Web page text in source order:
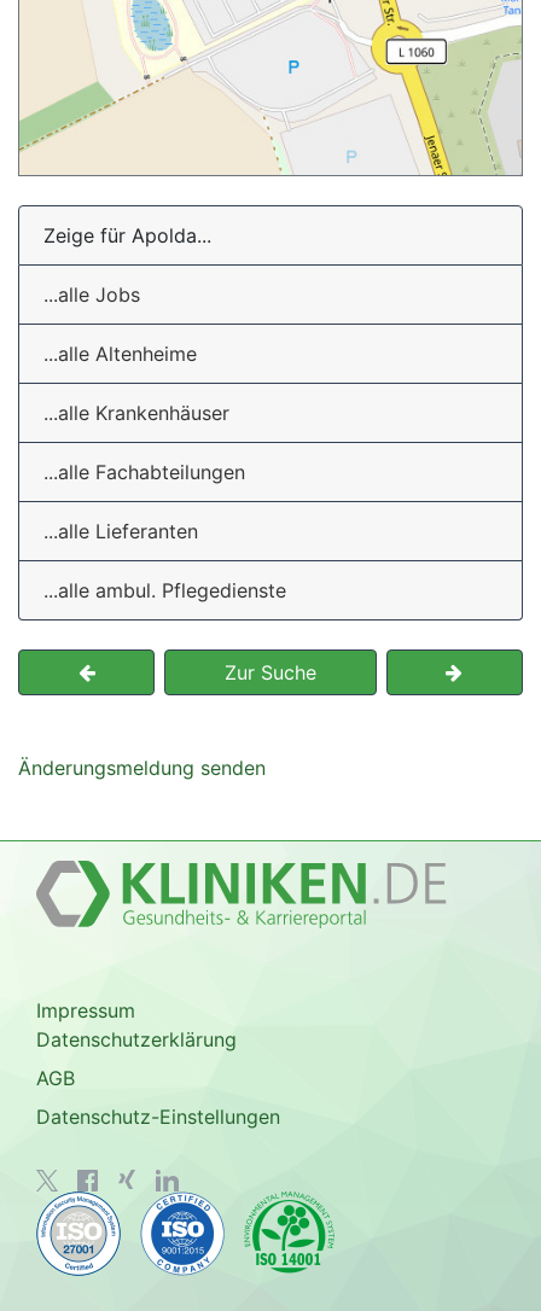
Zeige für Apolda...
...alle Jobs
...alle Altenheime
...alle Krankenhäuser
...alle Fachabteilungen
...alle Lieferanten
...alle ambul. Pflegedienste
Zur Suche
Änderungsmeldung senden
Impressum
Datenschutzerklärung
AGB
Datenschutz-Einstellungen